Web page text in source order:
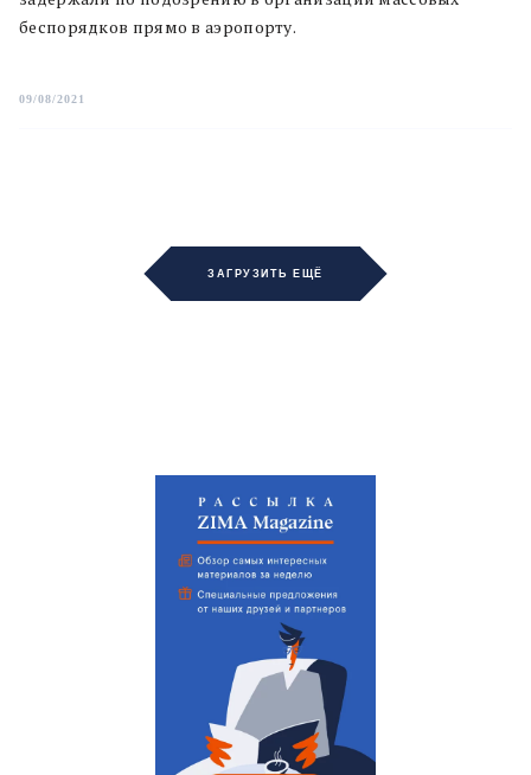
беспорядков прямо в аэропорту.
09/08/2021
ЗАГРУЗИТЬ ЕЩЁ